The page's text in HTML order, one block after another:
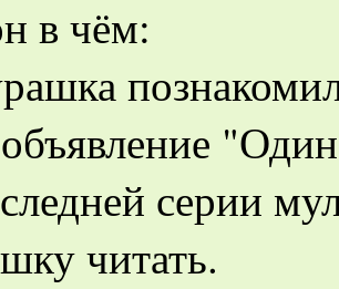
в чём:
серии
читать.